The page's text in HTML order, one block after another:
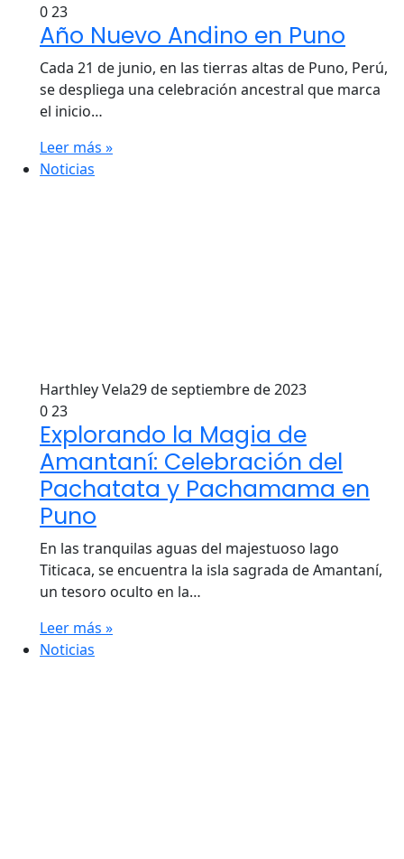
023
Año Nuevo Andino en Puno
Cada 21 de junio, en las tierras altas de Puno, Perú,
se despliega una celebración ancestral que marca
el inicio…
Leer más »
Noticias
Harthley Vela29 de septiembre de 2023
023
Explorando la Magia de
Amantaní: Celebración del
Pachatata y Pachamama en
Puno
En las tranquilas aguas del majestuoso lago
Titicaca, se encuentra la isla sagrada de Amantaní,
un tesoro oculto en la…
Leer más »
Noticias